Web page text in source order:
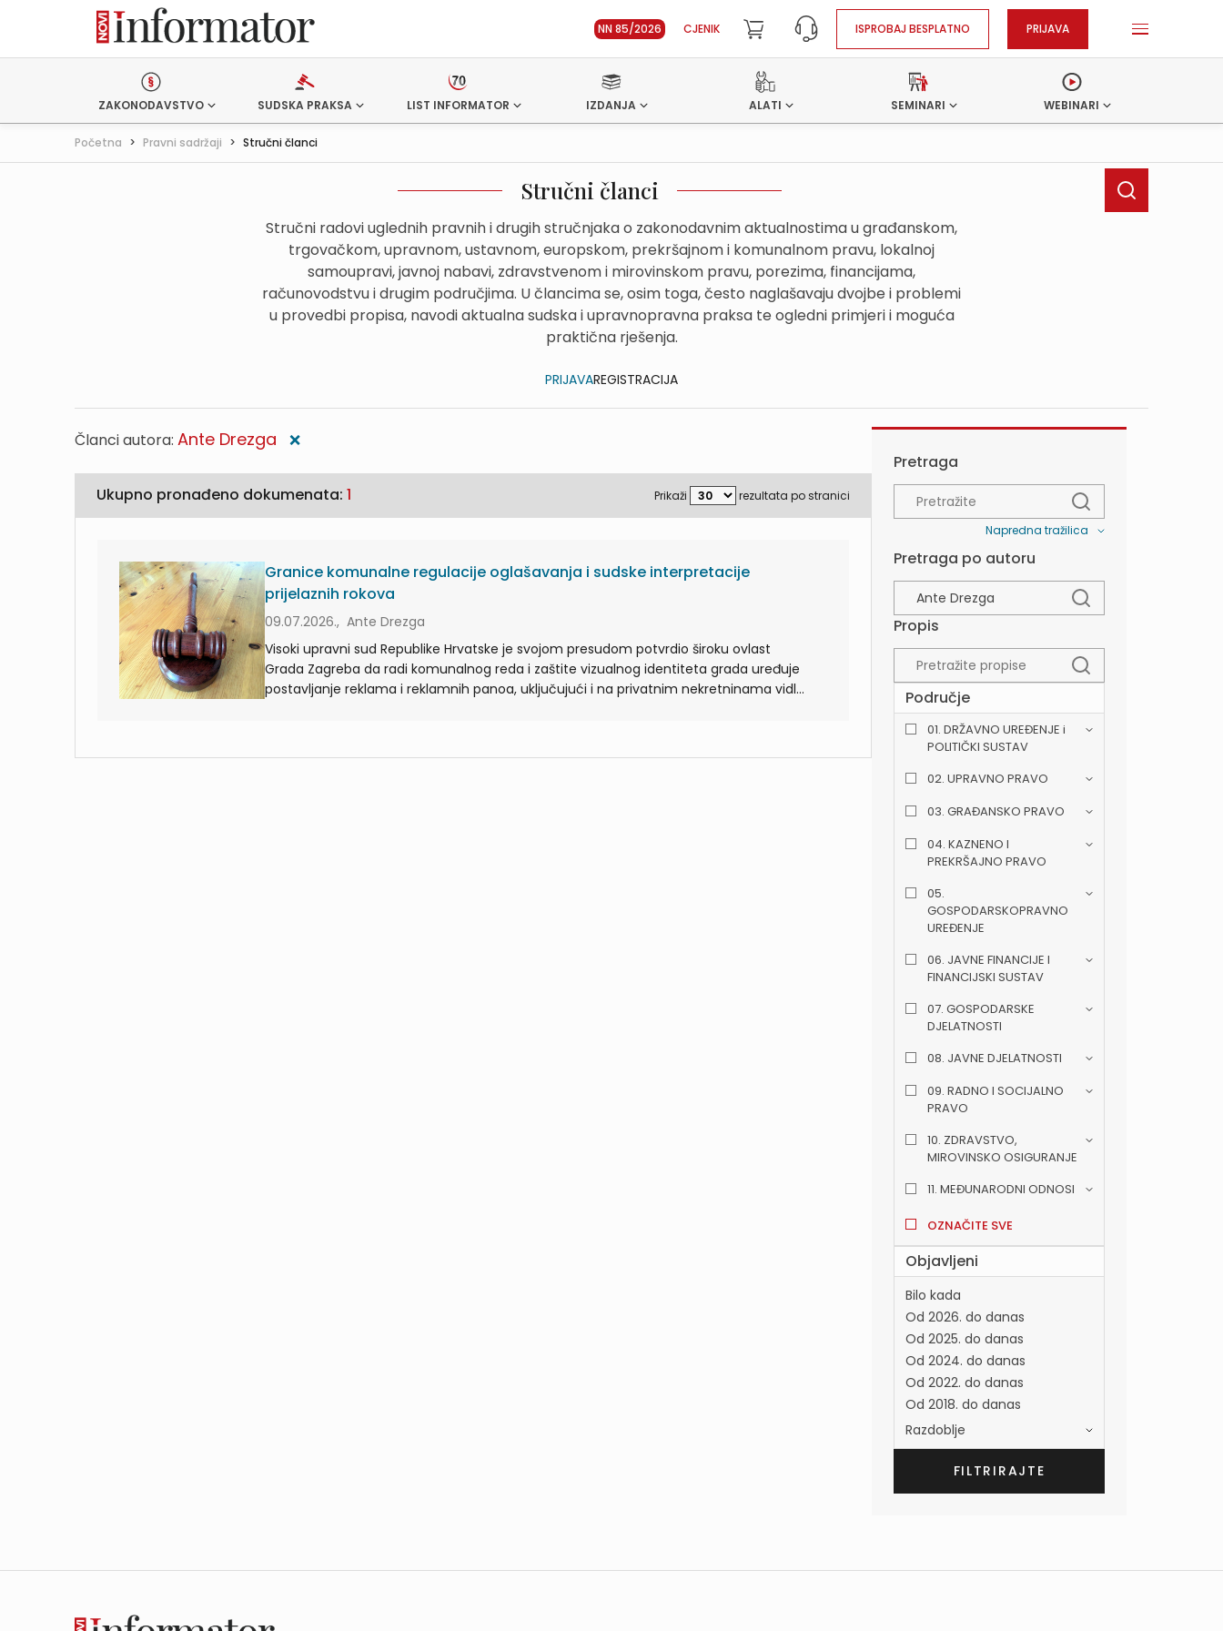
NN 85/2026 CJENIK ISPROBAJ BESPLATNO PRIJAVA
ZAKONODAVSTVO SUDSKA PRAKSA LIST INFORMATOR IZDANJA ALATI SEMINARI WEBINARI
Početna > Pravni sadržaji > Stručni članci
Stručni članci
Stručni radovi uglednih pravnih i drugih stručnjaka o zakonodavnim aktualnostima u građanskom,
trgovačkom, upravnom, ustavnom, europskom, prekršajnom i komunalnom pravu, lokalnoj
samoupravi, javnoj nabavi, zdravstvenom i mirovinskom pravu, porezima, financijama,
računovodstvu i drugim područjima. U člancima se, osim toga, često naglašavaju dvojbe i problemi
u provedbi propisa, navodi aktualna sudska i upravnopravna praksa te ogledni primjeri i moguća
praktična rješenja.
PRIJAVAREGISTRACIJA
Članci autora: Ante Drezga ❌
Ukupno pronađeno dokumenata: 1 Prikaži rezultata po stranici
Granice komunalne regulacije oglašavanja i sudske interpretacije
prijelaznih rokova
09.07.2026., Ante Drezga
Visoki upravni sud Republike Hrvatske je svojom presudom potvrdio široku ovlast
Grada Zagreba da radi komunalnog reda i zaštite vizualnog identiteta grada uređuje
postavljanje reklama i reklamnih panoa, uključujući i na privatnim nekretninama vidl...
Pretraga
Napredna tražilica
Pretraga po autoru
Propis
Područje
01. DRŽAVNO UREĐENJE i
POLITIČKI SUSTAV
02. UPRAVNO PRAVO
03. GRAĐANSKO PRAVO
04. KAZNENO I
PREKRŠAJNO PRAVO
05.
GOSPODARSKOPRAVNO
UREĐENJE
06. JAVNE FINANCIJE I
FINANCIJSKI SUSTAV
07. GOSPODARSKE
DJELATNOSTI
08. JAVNE DJELATNOSTI
09. RADNO I SOCIJALNO
PRAVO
10. ZDRAVSTVO,
MIROVINSKO OSIGURANJE
11. MEĐUNARODNI ODNOSI
OZNAČITE SVE
Objavljeni
Bilo kada
Od 2026. do danas
Od 2025. do danas
Od 2024. do danas
Od 2022. do danas
Od 2018. do danas
Razdoblje